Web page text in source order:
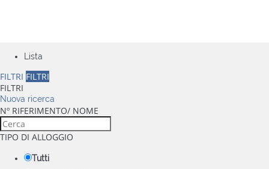
Lista
FILTRI FILTRI
FILTRI
Nuova ricerca
Nº RIFERIMENTO/ NOME
TIPO DI ALLOGGIO
Tutti